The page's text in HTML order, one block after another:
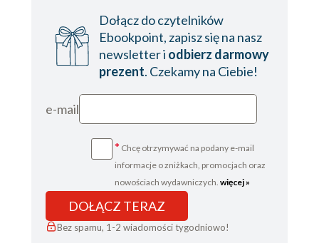
Dołącz do czytelników
Ebookpoint, zapisz się na nasz
newsletter i odbierz darmowy
prezent. Czekamy na Ciebie!
e-mail
* Chcę otrzymywać na podany e-mail
informacje o zniżkach, promocjach oraz
nowościach wydawniczych. więcej »
DOŁĄCZ TERAZ
Bez spamu, 1-2 wiadomości tygodniowo!